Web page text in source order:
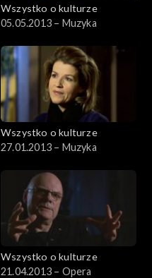
Wszystko o kulturze
05.05.2013 – Muzyka
Wszystko o kulturze
27.01.2013 – Muzyka
Wszystko o kulturze
21.04.2013 – Opera